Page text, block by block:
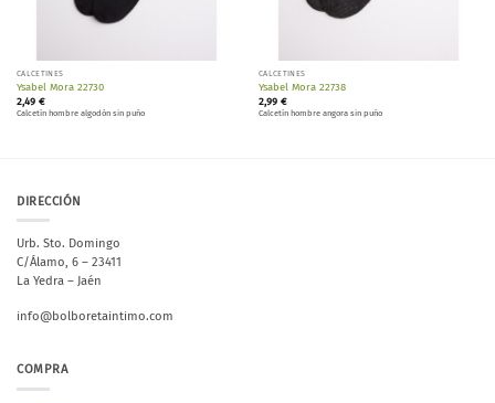
CALCETINES
Ysabel Mora 22730
2,49 €
Calcetín hombre algodón sin puño
CALCETINES
Ysabel Mora 22738
2,99 €
Calcetín hombre angora sin puño
DIRECCIÓN
Urb. Sto. Domingo
C/Álamo, 6 – 23411
La Yedra – Jaén
info@bolboretaintimo.com
COMPRA